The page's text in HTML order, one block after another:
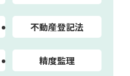
不動産登記法
精度監理